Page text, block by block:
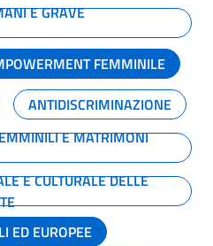
E GRAVE
FEMMINILE
ANTIDISCRIMINAZIONE
E MATRIMONI
E CULTURALE DELLE
ED EUROPEE